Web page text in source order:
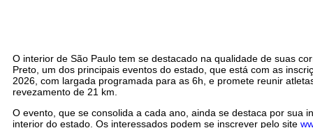
O interior de São Paulo tem se destacado na qualidade de suas
Preto, um dos principais eventos do estado, que está com as
2026, com largada programada para as 6h, e promete reunir
revezamento de 21 km.
O evento, que se consolida a cada ano, ainda se destaca por sua
interior do estado. Os interessados podem se inscrever pelo site